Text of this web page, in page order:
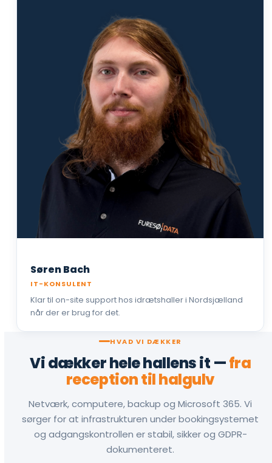
Søren Bach
IT-KONSULENT
Klar til on-site support hos idrætshaller i Nordsjælland
når der er brug for det.
HVAD VI DÆKKER
Vi dækker hele hallens it —fra
reception til halgulv
Netværk, computere, backup og Microsoft 365. Vi
sørger for at infrastrukturen under bookingsystemet
og adgangskontrollen er stabil, sikker og GDPR-
dokumenteret.